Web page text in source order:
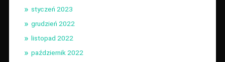
styczeń 2023
grudzień 2022
listopad 2022
październik 2022